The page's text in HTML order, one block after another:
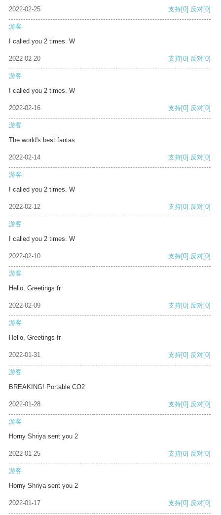
2022-02-25 支持[0] 反对[0]
游客
I called you 2 times. W
2022-02-20 支持[0] 反对[0]
游客
I called you 2 times. W
2022-02-16 支持[0] 反对[0]
游客
The world's best fantas
2022-02-14 支持[0] 反对[0]
游客
I called you 2 times. W
2022-02-12 支持[0] 反对[0]
游客
I called you 2 times. W
2022-02-10 支持[0] 反对[0]
游客
Hello, Greetings fr
2022-02-09 支持[0] 反对[0]
游客
Hello, Greetings fr
2022-01-31 支持[0] 反对[0]
游客
BREAKING! Portable CO2
2022-01-28 支持[0] 反对[0]
游客
Horny Shriya sent you 2
2022-01-25 支持[0] 反对[0]
游客
Horny Shriya sent you 2
2022-01-17 支持[0] 反对[0]